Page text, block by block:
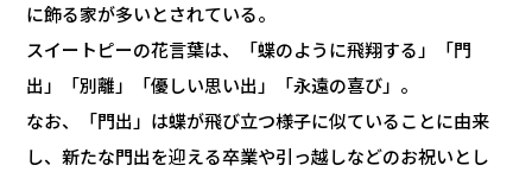
に飾る家が多いとされている。
スイートピーの花言葉は、「蝶のように飛翔する」「門
出」「別離」「優しい思い出」「永遠の喜び」。
なお、「門出」は蝶が飛び立つ様子に似ていることに由来
し、新たな門出を迎える卒業や引っ越しなどのお祝いとし